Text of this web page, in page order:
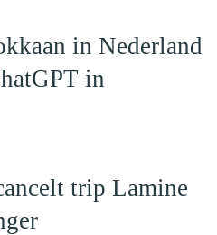
in Nederland
in
trip Lamine